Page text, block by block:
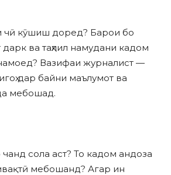
чӣ кӯшиш доред? Барои бо
ва таҳлил намудани кадом
Вазифаи журналист —
дар байни маълумот ва
мебошад.
сола аст? То кадом андоза
мебошанд? Агар ин